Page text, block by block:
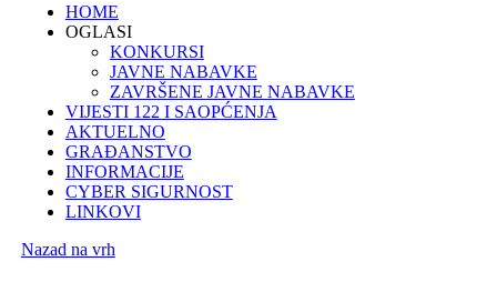
HOME
OGLASI
KONKURSI
JAVNE NABAVKE
ZAVRŠENE JAVNE NABAVKE
VIJESTI 122 I SAOPĆENJA
AKTUELNO
GRAĐANSTVO
INFORMACIJE
CYBER SIGURNOST
LINKOVI
Nazad na vrh